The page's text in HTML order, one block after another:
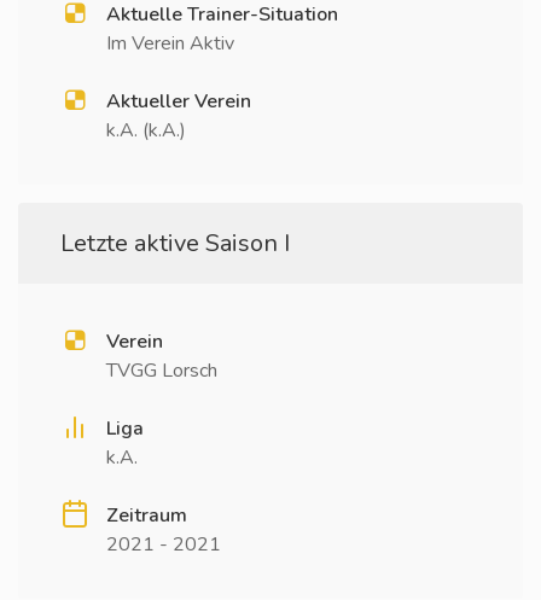
Aktuelle Trainer-Situation
Im Verein Aktiv
Aktueller Verein
k.A. (k.A.)
Letzte aktive Saison I
Verein
TVGG Lorsch
Liga
k.A.
Zeitraum
2021 - 2021